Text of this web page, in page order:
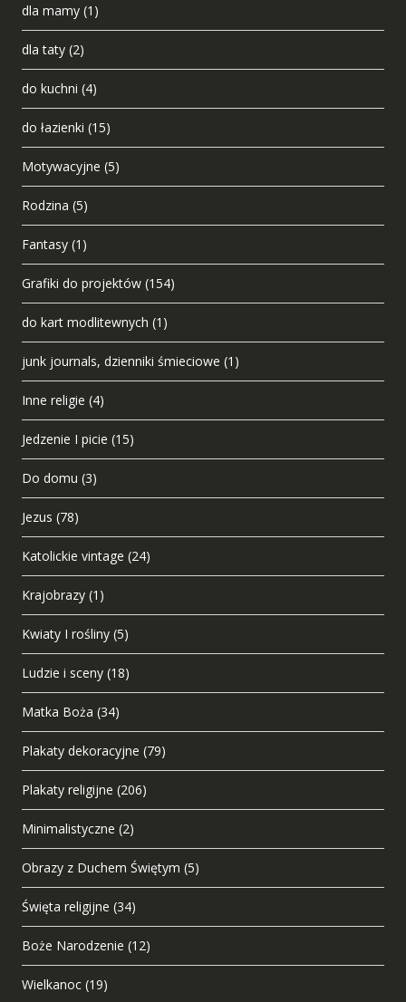
dla mamy (1)
dla taty (2)
do kuchni (4)
do łazienki (15)
Motywacyjne (5)
Rodzina (5)
Fantasy (1)
Grafiki do projektów (154)
do kart modlitewnych (1)
junk journals, dzienniki śmieciowe (1)
Inne religie (4)
Jedzenie I picie (15)
Do domu (3)
Jezus (78)
Katolickie vintage (24)
Krajobrazy (1)
Kwiaty I rośliny (5)
Ludzie i sceny (18)
Matka Boża (34)
Plakaty dekoracyjne (79)
Plakaty religijne (206)
Minimalistyczne (2)
Obrazy z Duchem Świętym (5)
Święta religijne (34)
Boże Narodzenie (12)
Wielkanoc (19)